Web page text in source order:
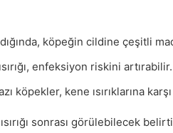
köpeğin cildine çeşitli
enfeksiyon riskini
köpekler, kene ısırıklarına
sonrası görülebilecek